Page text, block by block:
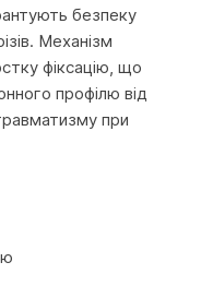
безпеку
Механізм
фіксацію, що
профілю від
при